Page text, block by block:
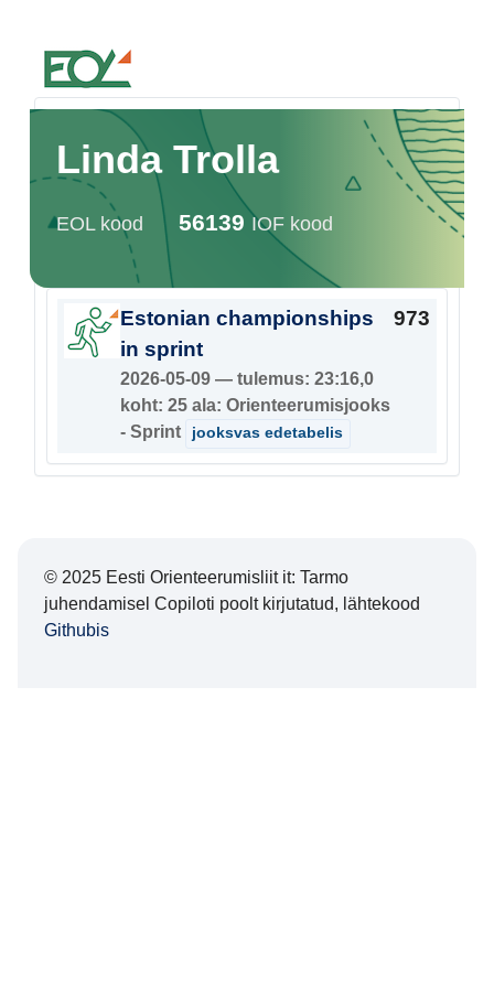
Estonian Orienteering Federation
Linda Trolla
EOL kood 56139 IOF kood
Estonian championships
in sprint
2026-05-09 — tulemus: 23:16,0
koht: 25 ala: Orienteerumisjooks
- Sprint
jooksvas edetabelis
973
© 2025 Eesti Orienteerumisliit it: Tarmo
juhendamisel Copiloti poolt kirjutatud, lähtekood
Githubis